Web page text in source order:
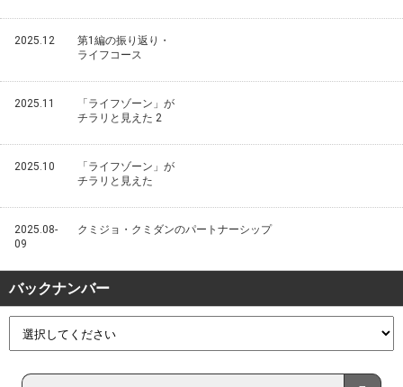
2025.12
第1編の振り返り・
ライフコース
2025.11
「ライフゾーン」が
チラリと見えた 2
2025.10
「ライフゾーン」が
チラリと見えた
2025.08-
09
クミジョ・クミダンのパートナーシップ
バックナンバー